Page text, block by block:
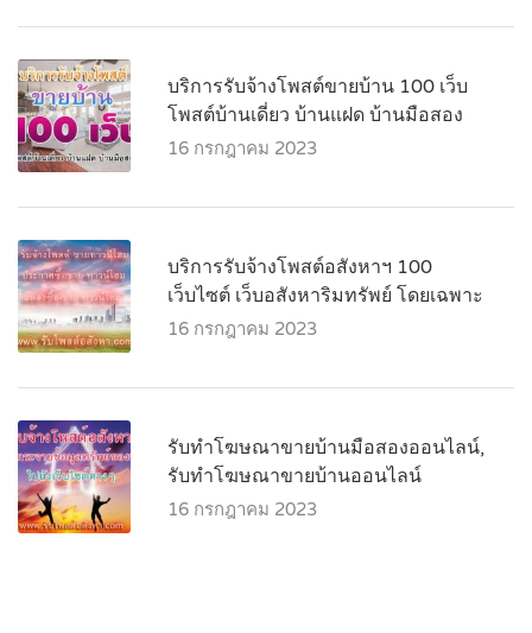
บริการรับจ้างโพสต์ขายบ้าน 100 เว็บ
โพสต์บ้านเดี่ยว บ้านแฝด บ้านมือสอง
16 กรกฎาคม 2023
บริการรับจ้างโพสต์อสังหาฯ 100
เว็บไซต์ เว็บอสังหาริมทรัพย์ โดยเฉพาะ
16 กรกฎาคม 2023
รับทำโฆษณาขายบ้านมือสองออนไลน์,
รับทำโฆษณาขายบ้านออนไลน์
16 กรกฎาคม 2023